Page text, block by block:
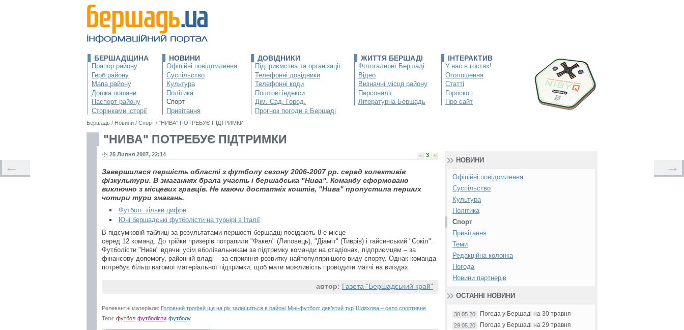
БЕРШАДЩИНА
Прапор району
Герб району
Мапа району
Дошка пошани
Паспорт району
Сторінками історії
НОВИНИ
Офіційні повідомлення
Суспільство
Культура
Політика
Спорт
Привітання
ДОВІДНИКИ
Підприємства та організації
Телефонні довідники
Телефонні коди
Поштові індекси
Дім. Сад. Город.
Прогноз погоди в Бершаді
ЖИТТЯ БЕРШАДІ
Фотогалереї Бершаді
Відео
Визначні місця району
Персоналії
Літературна Бершадь
ІНТЕРАКТИВ
У нас в гостях!
Оголошення
Статті
Гороскоп
Про сайт
Бершадь / Новини / Спорт / "НИВА" ПОТРЕБУЄ ПІДТРИМКИ
"НИВА" ПОТРЕБУЄ ПІДТРИМКИ
3
25 Липня 2007, 22:14
Завершилася першість області з футболу сезону 2006-2007 рр. серед колективів
фізкультури. В змаганнях брала участь і бершадська "Нива". Команду сформовано
виключно з місцевих гравців. Не маючи достатніх коштів, "Нива" пропустила перших
чотири тури змагань.
Футбол: тільки цифри
Юні бершадські футболісти на турнірі в Італії
В підсумковій таблиці за результатами першості бершадці посідають 8-е місце
серед 12 команд. До трійки призерів потрапили "Факел" (Липовець), "Діаміт" (Тиврів) і гайсинський "Сокіл".
Футболісти "Ниви" вдячні усім вболівальникам за підтримку команди на стадіонах, підприємцям – за
фінансову допомогу, районній владі – за сприяння розвитку найпопулярнішого виду спорту. Однак команда
потребує більш вагомої матеріальної підтримки, щоб мати можливість проводити матчі на виїздах.
автор: Газета "Бершадський край"
Релевантні матеріали: Головний трофей ще на рік залишиться в районі Міні-футбол: дев’ятий тур Шляхова – село спортивне
Теги: футбол футболісти футболу
← →
НОВИНИ
Офіційні повідомлення
Суспільство
Культура
Політика
Спорт
Привітання
Теми
Редакційна колонка
Погода
Новини партнерів
ОСТАННІ НОВИНИ
30.05.20 Погода у Бершаді на 30 травня
29.05.20 Погода у Бершаді на 29 травня